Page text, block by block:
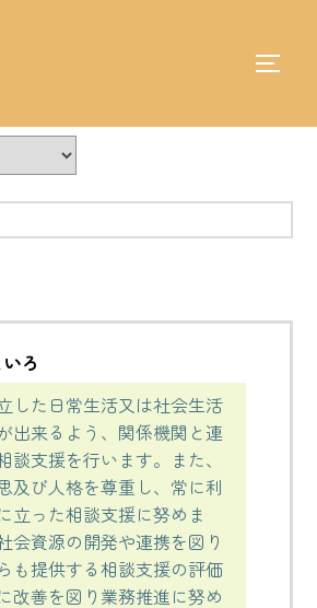
検
対
ろ
した日常生活又は社会生活
出来るよう、関係機関と連
談支援を行います。また、
及び人格を尊重し、常に利
立った相談支援に努めま
会資源の開発や連携を図り
も提供する相談支援の評価
改善を図り業務推進に努め